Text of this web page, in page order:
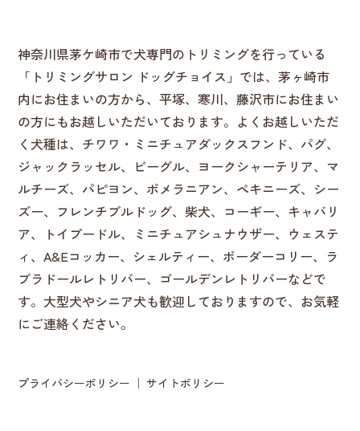
神奈川県茅ケ崎市で犬専門のトリミングを行っている
「トリミングサロン ドッグチョイス」では、茅ヶ崎市
内にお住まいの方から、平塚、寒川、藤沢市にお住まい
の方にもお越しいただいております。よくお越しいただ
く犬種は、チワワ・ミニチュアダックスフンド、パグ、
ジャックラッセル、ビーグル、ヨークシャーテリア、マ
ルチーズ、パピヨン、ポメラニアン、ペキニーズ、シー
ズー、フレンチブルドッグ、柴犬、コーギー、キャバリ
ア、トイプードル、ミニチュアシュナウザー、ウェステ
ィ、A&Eコッカー、シェルティー、ボーダーコリー、ラ
ブラドールレトリバー、ゴールデンレトリバーなどで
す。大型犬やシニア犬も歓迎しておりますので、お気軽
にご連絡ください。
プライバシーポリシー サイトポリシー